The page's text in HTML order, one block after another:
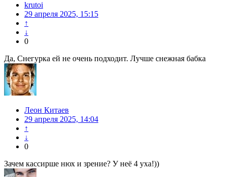
krutoi
29 апреля 2025, 15:15
↑
↓
0
Да, Снегурка ей не очень подходит. Лучше снежная бабка
Леон Китаев
29 апреля 2025, 14:04
↑
↓
0
Зачем кассирше нюх и зрение? У неё 4 уха!))